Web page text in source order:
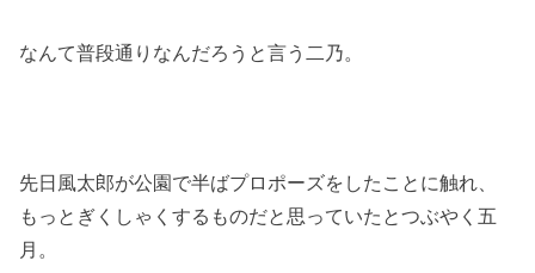
なんて普段通りなんだろうと言う二乃。
先日風太郎が公園で半ばプロポーズをしたことに触れ、
もっとぎくしゃくするものだと思っていたとつぶやく五
月。